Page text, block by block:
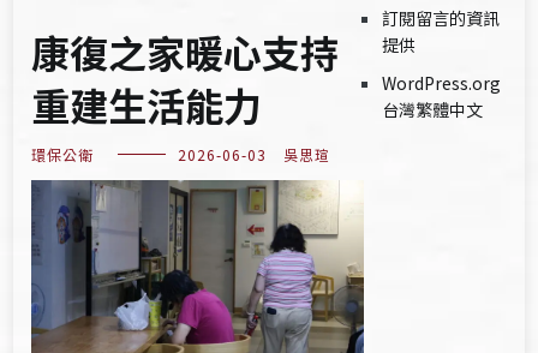
康復之家暖心支持
重建生活能力
環保公衛 2026-06-03 吳思瑄
訂閱留言的資訊
提供
WordPress.org
台灣繁體中文